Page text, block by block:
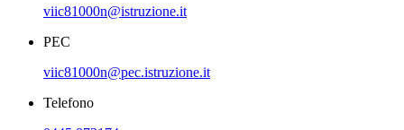
viic81000n@istruzione.it
PEC
viic81000n@pec.istruzione.it
Telefono